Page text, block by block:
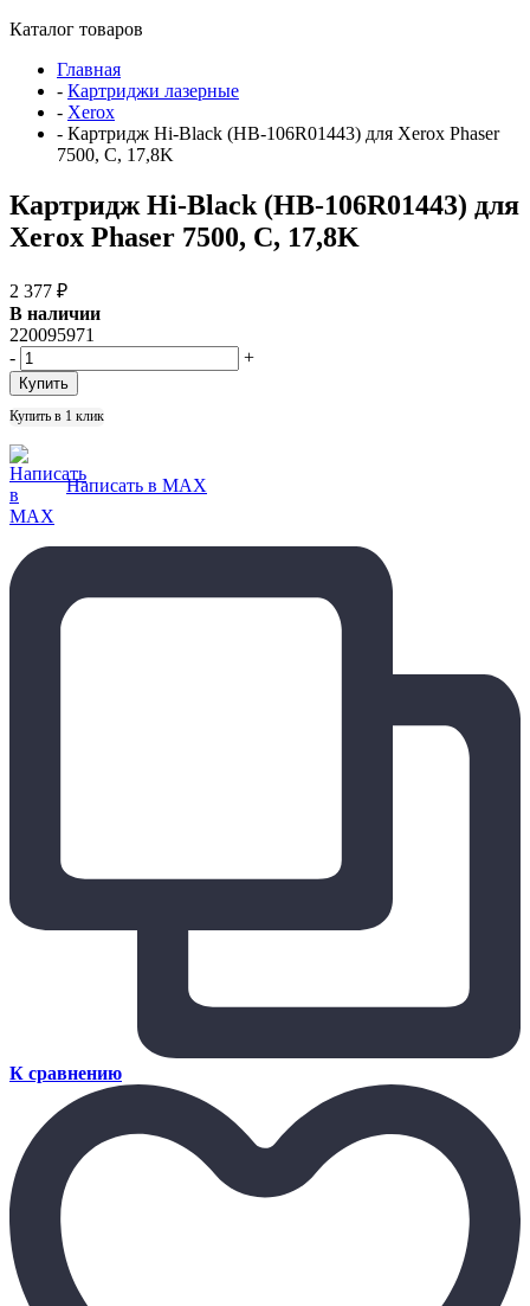
Каталог товаров
Главная
- Картриджи лазерные
- Xerox
- Картридж Hi-Black (HB-106R01443) для Xerox Phaser
7500, C, 17,8K
Картридж Hi-Black (HB-106R01443) для
Xerox Phaser 7500, C, 17,8K
2 377 ₽
В наличии
220095971
-
+
Купить в 1 клик
Написать в MAX
К сравнению